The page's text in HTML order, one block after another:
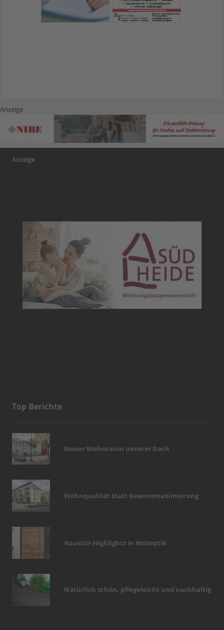
Anzeige
Anzeige
Top Berichte
Neuer Wohnraum unterm Dach
Wohnqualität statt Gewinnmaximierung
Haustür-Highlights in Holzoptik
Natürlich schön, pflegeleicht und nachhaltig